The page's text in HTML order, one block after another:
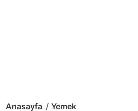
Anasayfa Yemek